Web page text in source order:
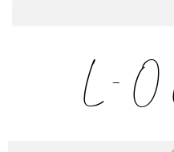
L - O